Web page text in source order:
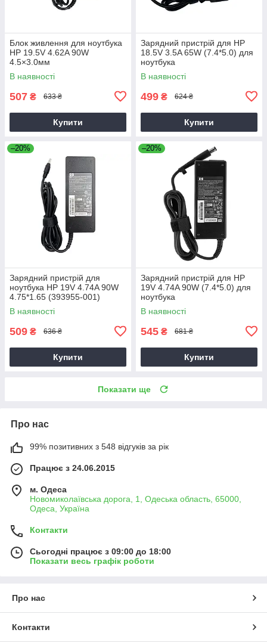
Блок живлення для ноутбука
HP 19.5V 4.62A 90W
4.5×3.0мм
В наявності
507 ₴ 633 ₴
Купити
Зарядний пристрій для HP
18.5V 3.5A 65W (7.4*5.0) для
ноутбука
В наявності
499 ₴ 624 ₴
Купити
–20%
Зарядний пристрій для
ноутбука HP 19V 4.74A 90W
4.75*1.65 (393955-001)
В наявності
509 ₴ 636 ₴
Купити
–20%
Зарядний пристрій для HP
19V 4.74A 90W (7.4*5.0) для
ноутбука
В наявності
545 ₴ 681 ₴
Купити
Показати ще
Про нас
99% позитивних з 548 відгуків за рік
Працює з 24.06.2015
м. Одеса
Новомиколаївська дорога, 1, Одеська область, 65000,
Одеса, Україна
Контакти
Сьогодні працює з 09:00 до 18:00
Показати весь графік роботи
Про нас
Контакти